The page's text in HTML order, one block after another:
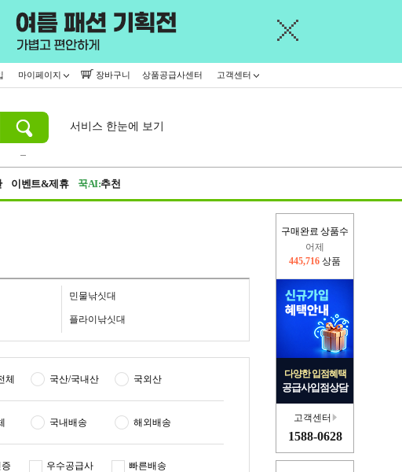
마이페이지 장바구니 상품공급사센터 고객센터
서비스 한눈에 보기
이벤트&제휴 꾹AI:추천
구매완료 상품수
어제
445,716
오늘(현재)
다양한 입점혜택
공급사입점상담
고객센터
1588-0628
민물낚싯대
플라이낚싯대
체 국산/국내산 국외산
국내배송 해외배송
우수공급사 빠른배송